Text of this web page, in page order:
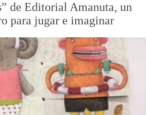
de Editorial Amanuta, un
para jugar e imaginar